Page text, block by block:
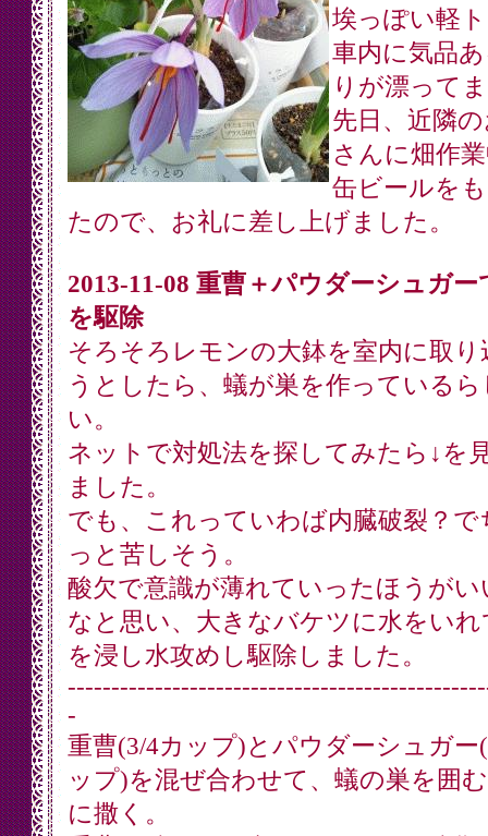
埃っぽい軽
車内に気品
りが漂って
先日、近隣
さんに畑作
缶ビールを
たので、お礼に差し上げました。
2013-11-08 重曹＋パウダーシュガー
を駆除
そろそろレモンの大鉢を室内に取り
うとしたら、蟻が巣を作っているら
い。
ネットで対処法を探してみたら↓を
ました。
でも、これっていわば内臓破裂？で
っと苦しそう。
酸欠で意識が薄れていったほうがい
なと思い、大きなバケツに水をいれ
を浸し水攻めし駆除しました。
-
重曹(3/4カップ)とパウダーシュガー
ップ)を混ぜ合わせて、蟻の巣を囲
に撒く。